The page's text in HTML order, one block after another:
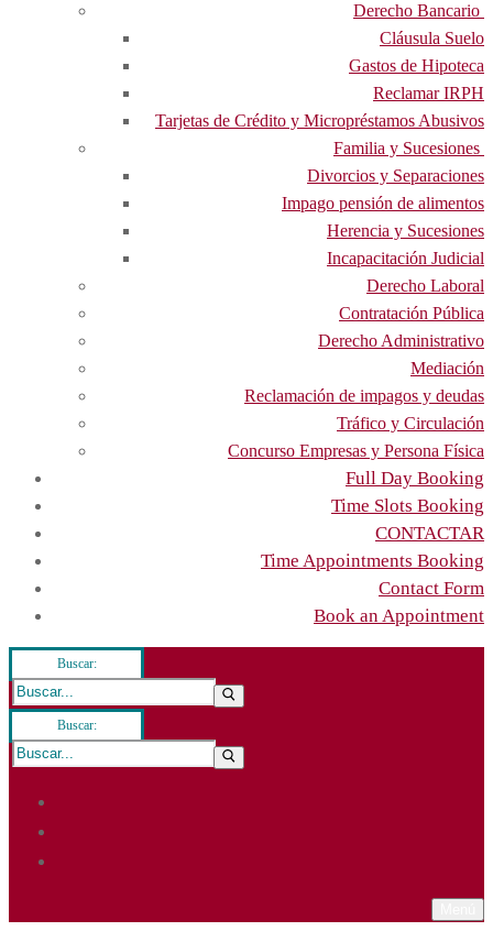
Derecho Bancario
Cláusula Suelo
Gastos de Hipoteca
Reclamar IRPH
Tarjetas de Crédito y Micropréstamos Abusivos
Familia y Sucesiones
Divorcios y Separaciones
Impago pensión de alimentos
Herencia y Sucesiones
Incapacitación Judicial
Derecho Laboral
Contratación Pública
Derecho Administrativo
Mediación
Reclamación de impagos y deudas
Tráfico y Circulación
Concurso Empresas y Persona Física
Full Day Booking
Time Slots Booking
CONTACTAR
Time Appointments Booking
Contact Form
Book an Appointment
Buscar:
Buscar: